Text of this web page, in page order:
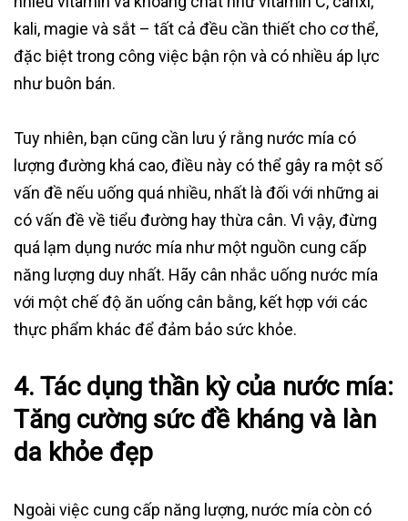
kali, magie và sắt – tất cả đều cần thiết cho cơ thể,
đặc biệt trong công việc bận rộn và có nhiều áp lực
như buôn bán.
Tuy nhiên, bạn cũng cần lưu ý rằng nước mía có
lượng đường khá cao, điều này có thể gây ra một số
vấn đề nếu uống quá nhiều, nhất là đối với những ai
có vấn đề về tiểu đường hay thừa cân. Vì vậy, đừng
quá lạm dụng nước mía như một nguồn cung cấp
năng lượng duy nhất. Hãy cân nhắc uống nước mía
với một chế độ ăn uống cân bằng, kết hợp với các
thực phẩm khác để đảm bảo sức khỏe.
4. Tác dụng thần kỳ của nước mía:
Tăng cường sức đề kháng và làn
da khỏe đẹp
Ngoài việc cung cấp năng lượng, nước mía còn có